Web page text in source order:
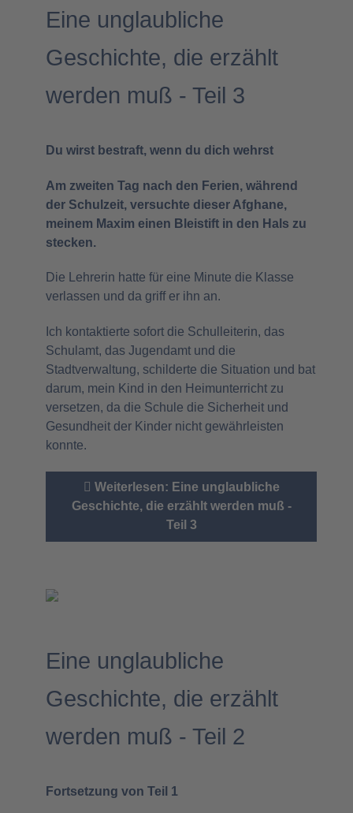
Eine unglaubliche
Geschichte, die erzählt
werden muß - Teil 3
Du wirst bestraft, wenn du dich wehrst
Am zweiten Tag nach den Ferien, während
der Schulzeit, versuchte dieser Afghane,
meinem Maxim einen Bleistift in den Hals zu
stecken.
Die Lehrerin hatte für eine Minute die Klasse
verlassen und da griff er ihn an.
Ich kontaktierte sofort die Schulleiterin, das
Schulamt, das Jugendamt und die
Stadtverwaltung, schilderte die Situation und bat
darum, mein Kind in den Heimunterricht zu
versetzen, da die Schule die Sicherheit und
Gesundheit der Kinder nicht gewährleisten
konnte.
Weiterlesen: Eine unglaubliche
Geschichte, die erzählt werden muß -
Teil 3
Eine unglaubliche
Geschichte, die erzählt
werden muß - Teil 2
Fortsetzung von Teil 1